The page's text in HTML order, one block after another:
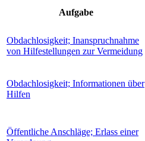
Aufgabe
Obdachlosigkeit; Inanspruchnahme
von Hilfestellungen zur Vermeidung
Obdachlosigkeit; Informationen über
Hilfen
Öffentliche Anschläge; Erlass einer